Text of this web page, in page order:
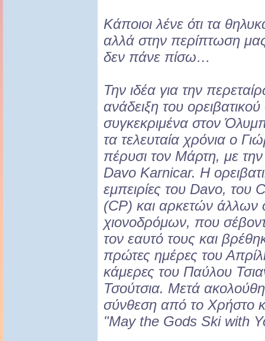
Κάποιοι λένε ότι τα
αλλά στην περίπτωση μας
δεν πάνε πίσω…
Την ιδέα για την
ανάδειξη του
συγκεκριμένα στον
τα τελευταία χρόνια ο
πέρυσι τον Μάρτη, με
Davo Karnicar. Η
εμπειρίες του Davo,
(CP) και αρκετών άλλων
χιονοδρόμων, που
τον εαυτό τους και
πρώτες ημέρες του
κάμερες του Παύλου
Τσούτσια. Μετά
σύνθεση από το Χρήστο
"May the Gods Ski with